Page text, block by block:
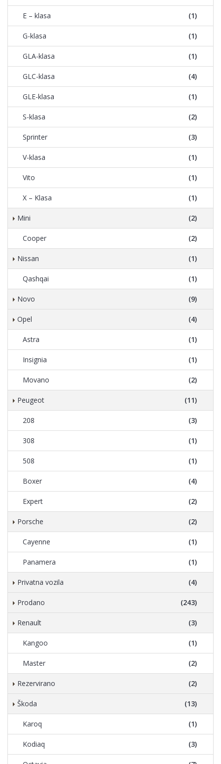
E – klasa (1)
G-klasa (1)
GLA-klasa (1)
GLC-klasa (4)
GLE-klasa (1)
S-klasa (2)
Sprinter (3)
V-klasa (1)
Vito (1)
X – Klasa (1)
Mini (2)
Cooper (2)
Nissan (1)
Qashqai (1)
Novo (9)
Opel (4)
Astra (1)
Insignia (1)
Movano (2)
Peugeot (11)
208 (3)
308 (1)
508 (1)
Boxer (4)
Expert (2)
Porsche (2)
Cayenne (1)
Panamera (1)
Privatna vozila (4)
Prodano (243)
Renault (3)
Kangoo (1)
Master (2)
Rezervirano (2)
Škoda (13)
Karoq (1)
Kodiaq (3)